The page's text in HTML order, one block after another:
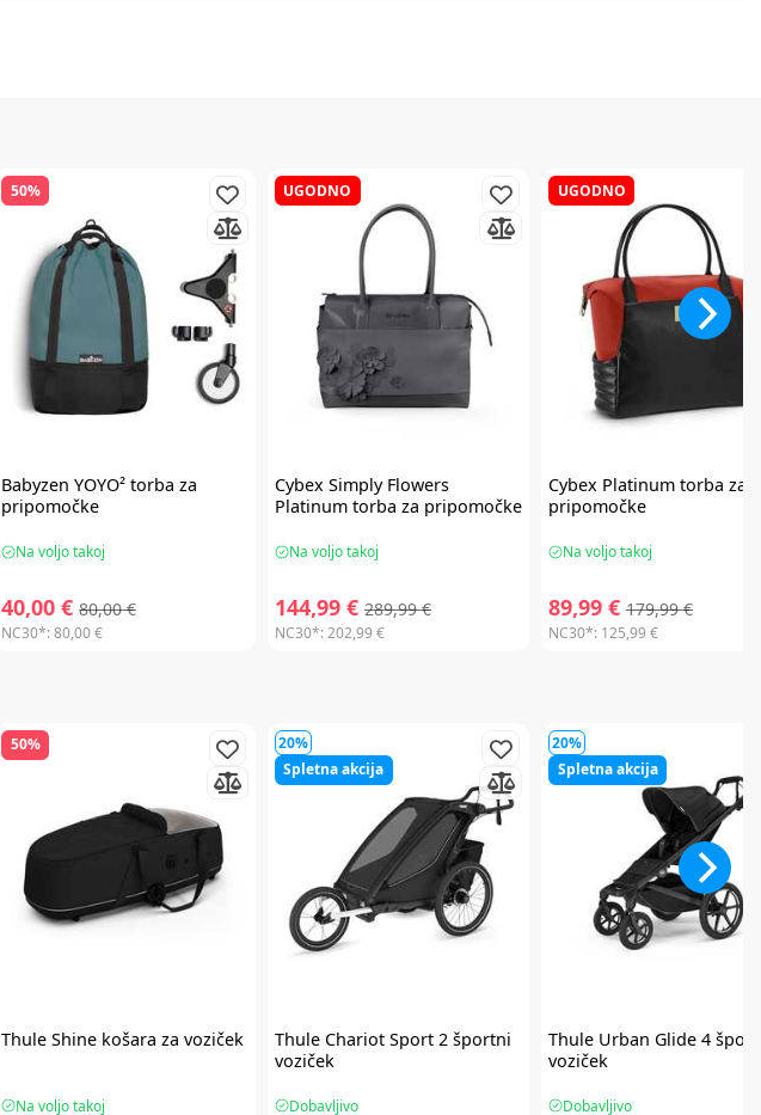
50%
Babyzen YOYO² torba za
pripomočke
Na voljo takoj
40,00 € 80,00 €
NC30*:80,00 €
UGODNO
Cybex Simply Flowers
Platinum torba za pripomočke
Na voljo takoj
144,99 € 289,99 €
NC30*:202,99 €
UGODNO
Cybex Platinum torba za
pripomočke
Na voljo takoj
89,99 € 179,99 €
NC30*: 125,99 €
50%
Thule Shine košara za voziček
Na voljo takoj
20%
Spletna akcija
ThuleChariot Sport 2 športni
voziček
Dobavljivo
20%
Spletna akcija
Thule Urban Glide 4
voziček
Dobavljivo